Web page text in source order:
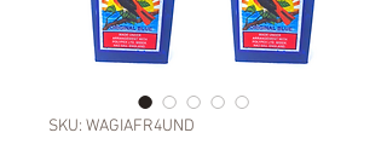
SKU: WAGIAFR4UND